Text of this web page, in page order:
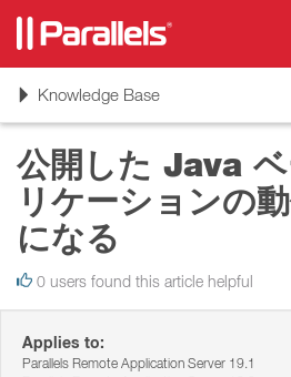
ToggleKnowledge Base
公開した Java
リケーションの
になる
0 users found this article helpful
Applies to:
Parallels Remote Application Server 19.1